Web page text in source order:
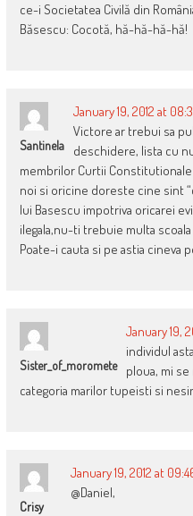
ce-i Societatea Civilă din
Băsescu: Cocotă, hă-hă-hă-hă!
Santinela
January 19, 2012 at
Victore ar trebui sa
deschidere, lista cu
membrilor Curtii
noi si oricine doreste cine sint
lui Basescu impotriva oricarei
ilegala,nu-ti trebuie multa
Poate-i cauta si pe astia cineva
Sister_of_moromete
January 19,
individul
ploua, mi
categoria marilor tupeisti si
Crisy
January 19, 2012 at
@Daniel,